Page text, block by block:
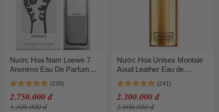
Nước Hoa Nam Loewe 7
Anonimo Eau De Parfum
50ml
2.750.000 đ
3.300.000 đ
Nước Hoa Unisex Montale
Aoud Leather Eau de
Parfum 100ml
2.300.000 đ
2.900.000 đ